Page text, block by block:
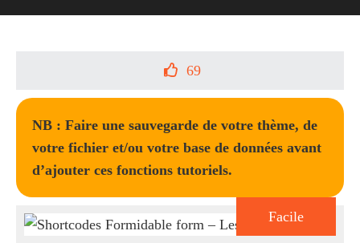
69
NB : Faire une sauvegarde de votre thème, de
votre fichier et/ou votre base de données avant
d’ajouter ces fonctions tutoriels.
Facile